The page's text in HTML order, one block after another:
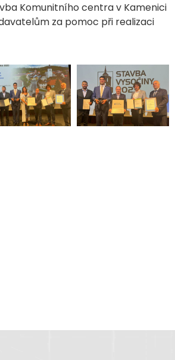
Komunitního centra v Kamenici
za pomoc při realizaci